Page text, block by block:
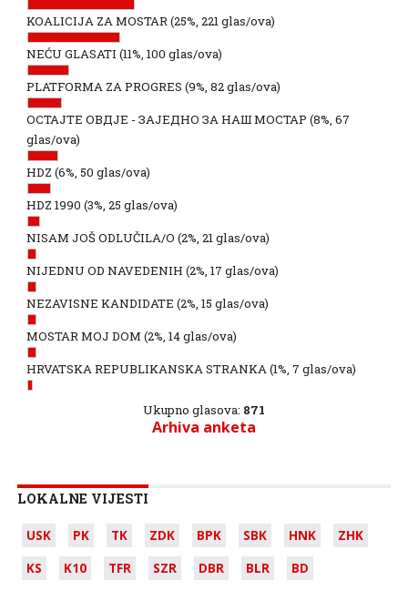
KOALICIJA ZA MOSTAR(25%, 221 glas/ova)
NEĆU GLASATI (11%, 100 glas/ova)
PLATFORMA ZA PROGRES (9%, 82 glas/ova)
ОСТАЈТЕ ОВДЈЕ - ЗАЈЕДНО ЗА НАШ МОСТАР (8%, 67
glas/ova)
HDZ (6%, 50 glas/ova)
HDZ 1990 (3%, 25 glas/ova)
NISAM JOŠ ODLUČILA/O (2%, 21 glas/ova)
NIJEDNU OD NAVEDENIH (2%, 17 glas/ova)
NEZAVISNE KANDIDATE (2%, 15 glas/ova)
MOSTAR MOJ DOM (2%, 14 glas/ova)
HRVATSKA REPUBLIKANSKA STRANKA(1%, 7 glas/ova)
Ukupno glasova: 871
Arhiva anketa
LOKALNE VIJESTI
USK PK TK ZDK BPK SBK HNK
ZHK
KS
K10 TFR SZR DBR BLR BD